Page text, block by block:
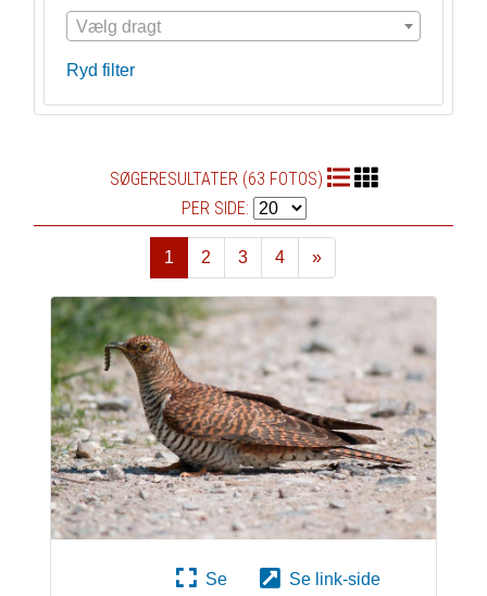
Vælg dragt
Ryd filter
SØGERESULTATER (63 FOTOS)
PER SIDE:
1 2 3 4
»
Næste
Se
Se link-side